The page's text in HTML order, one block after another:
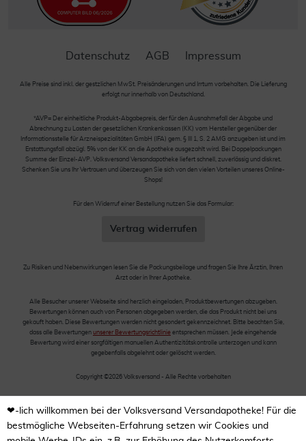
Datenschutz AGB Impressum
Alle Preise sind inkl. der gestzlichen MwSt. Preisänderungen und Irrtum vorbehalten. Die Lieferung
erfolgt nur innerhalb von Deutschland.
*AVP= Der einheitliche Produkt-Abgabepreis, der für den Ausnahmefall der Abgabe und
Abrechnung zu Lasten der gesetzlichen Krankenkassen (KK) vom Hersteller gegenüber der
Informationsstelle für Arzneispezialitäten GmbH (IFA) gem. § III 1, S. 2 AMG anzugeben ist und im
Erstattungsfall abzügl. 5% von der KK an die Apotheke ausgezahlt wird. Bei Doppelpackungen
Summe der Einzel-AVP. Volksversand Versandapotheke liefert schnell, zuverlässig und diskret.
Schenken Sie uns Ihr Vertrauen und überzeugen Sie sich von den vielen Vorteilen unseres Online-
Shops!
Für den Widerruf einer Bestellung nutzen Sie das Formular:
Vertrag widerrufen
Zu Risiken und Nebenwirkungen lesen Sie die Packungsbeilage und fragen Sie Ihre Ärztin, Ihren
Arzt oder in Ihrer Apotheke.
Alle Besucher unserer Webseite sind herzlich eingeladen, Produktbewertungen abzugeben.
Bewertungen können auch von Personen abgegeben werden, die das Produkt nicht bei uns
gekauft haben. Diese Bewertungen werden nicht gesondert gekennzeichnet. Bitte beachten Sie,
dass alle Bewertungen unserer Bewertungsrichtlinie entsprechen müssen. Jede eingehende
Bewertung wird einer sorgfältigen manuellen Authentizitätskontrolle unterzogen und kann
gegebenfalls abgelehnt oder gelöscht werden.
Copyright ©2026 Volksversand - Alle Rechte vorbehalten
❤-lich willkommen bei der Volksversand Versandapotheke! Für die
bestmögliche Webseiten-Erfahrung setzen wir Cookies und